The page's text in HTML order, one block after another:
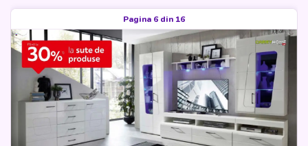
Pagina 6 din 16